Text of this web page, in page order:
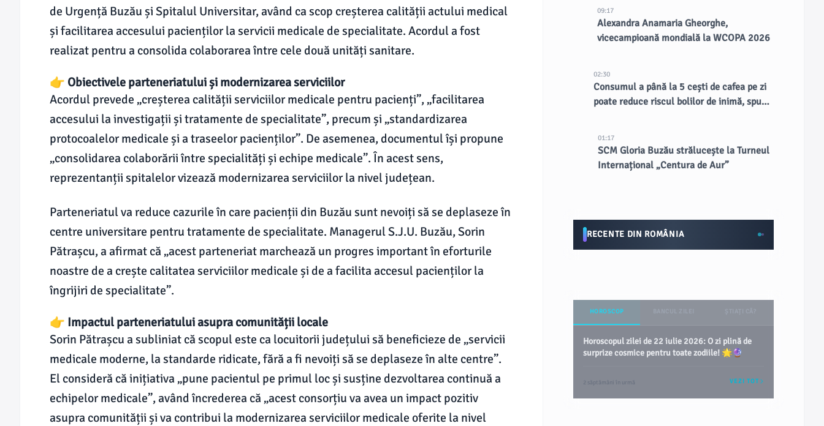
de Urgență Buzău și Spitalul Universitar, având ca scop creșterea calității actului medical
și facilitarea accesului pacienților la servicii medicale de specialitate. Acordul a fost
realizat pentru a consolida colaborarea între cele două unități sanitare.
👉 Obiectivele parteneriatului și modernizarea serviciilor
Acordul prevede „creșterea calității serviciilor medicale pentru pacienți”, „facilitarea
accesului la investigații și tratamente de specialitate”, precum și „standardizarea
protocoalelor medicale și a traseelor pacienților”. De asemenea, documentul își propune
„consolidarea colaborării între specialități și echipe medicale”. În acest sens,
reprezentanții spitalelor vizează modernizarea serviciilor la nivel județean.
Parteneriatul va reduce cazurile în care pacienții din Buzău sunt nevoiți să se deplaseze în
centre universitare pentru tratamente de specialitate. Managerul S.J.U. Buzău, Sorin
Pătrașcu, a afirmat că „acest parteneriat marchează un progres important în eforturile
noastre de a crește calitatea serviciilor medicale și de a facilita accesul pacienților la
îngrijiri de specialitate”.
👉 Impactul parteneriatului asupra comunității locale
Sorin Pătrașcu a subliniat că scopul este ca locuitorii județului să beneficieze de „servicii
medicale moderne, la standarde ridicate, fără a fi nevoiți să se deplaseze în alte centre”.
El consideră că inițiativa „pune pacientul pe primul loc și susține dezvoltarea continuă a
echipelor medicale”, având încrederea că „acest consorțiu va avea un impact pozitiv
asupra comunității și va contribui la modernizarea serviciilor medicale oferite la nivel
09:17
Alexandra Anamaria Gheorghe,
vicecampioană mondială la WCOPA 2026
02:30
Consumul a până la 5 cești de cafea pe zi
poate reduce riscul bolilor de inimă, spun
01:17
SCM Gloria Buzău strălucește la Turneul
Internațional „Centura de Aur”
RECENTE DIN ROMÂNIA
HOROSCOP
Horoscopul zilei de 22 iulie 2026: O zi plină de
surprize cosmice pentru toate zodiile! 🌟🔮
2 săptămâni în urmă VEZI TOT